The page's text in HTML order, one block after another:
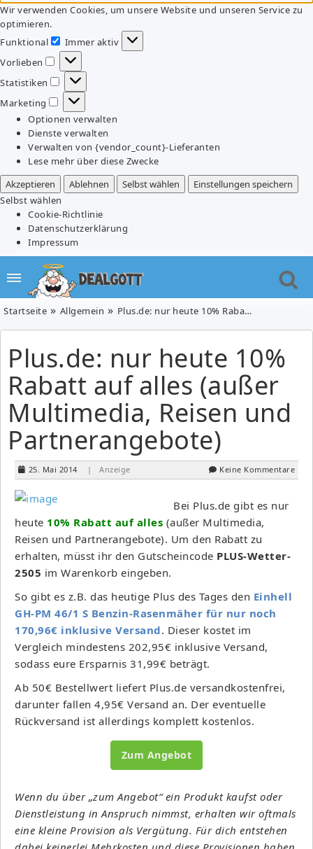
Wir verwenden Cookies, um unsere Website und unseren Service zu
optimieren.
Funktional
Funktional
Immer aktiv
Vorlieben
Vorlieben
Statistiken
Statistiken
Marketing
Marketing
Optionen verwalten
Dienste verwalten
Verwalten von {vendor_count}-Lieferanten
Lese mehr über diese Zwecke
Akzeptieren
Ablehnen Selbst wählen
Einstellungen speichern
Selbst wählen
Cookie-Richtlinie
Datenschutzerklärung
Impressum
Startseite Allgemein Plus.de: nur heute 10% Rabatt auf alles (außer Multimedia, Reisen und Partnerangebote)
Plus.de: nur heute 10%
Rabatt auf alles (außer
Multimedia, Reisen und
Partnerangebote)
25. Mai 2014 | Anzeige Keine Kommentare
Bei Plus.de gibt es nur
heute 10% Rabatt auf alles (außer Multimedia,
Reisen und Partnerangebote). Um den Rabatt zu
erhalten, müsst ihr den Gutscheincode PLUS-Wetter-
2505 im Warenkorb eingeben.
So gibt es z.B. das heutige Plus des Tages den Einhell
GH-PM 46/1 S Benzin-Rasenmäher für nur noch
170,96€ inklusive Versand. Dieser kostet im
Vergleich mindestens 202,95€ inklusive Versand,
sodass eure Ersparnis 31,99€ beträgt.
Ab 50€ Bestellwert liefert Plus.de versandkostenfrei,
darunter fallen 4,95€ Versand an. Der eventuelle
Rückversand ist allerdings komplett kostenlos.
Zum Angebot
Wenn du über „zum Angebot“ ein Produkt kaufst oder
Dienstleistung in Anspruch nimmst, erhalten wir oftmals
eine kleine Provision als Vergütung. Für dich entstehen